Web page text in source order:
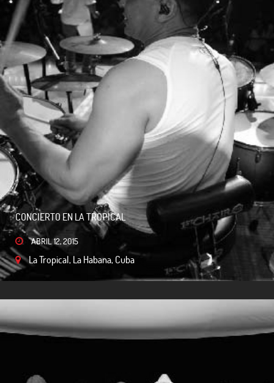
CONCIERTO EN LA TROPICAL
ABRIL 12, 2015
La Tropical, La Habana, Cuba